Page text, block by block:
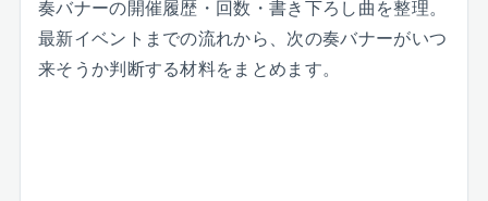
奏バナーの開催履歴・回数・書き下ろし曲を整理。
最新イベントまでの流れから、次の奏バナーがいつ
来そうか判断する材料をまとめます。